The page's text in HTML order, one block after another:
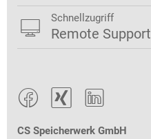
  
CS Speicherwerk GmbH
 Schnellzugriff
Remote Support